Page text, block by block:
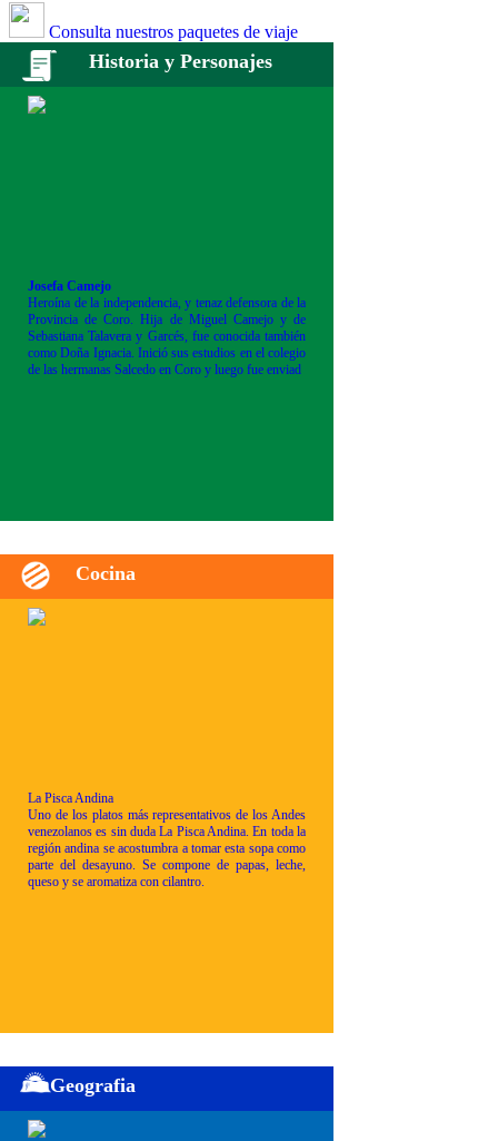
Consulta nuestros paquetes de viaje
Historia y Personajes
Josefa Camejo
Heroína de la independencia, y tenaz defensora de la
Provincia de Coro. Hija de Miguel Camejo y de
Sebastiana Talavera y Garcés, fue conocida también
como Doña Ignacia. Inició sus estudios en el colegio
de las hermanas Salcedo en Coro y luego fue enviad
Cocina
La Pisca Andina
Uno de los platos más representativos de los Andes
venezolanos es sin duda La Pisca Andina. En toda la
región andina se acostumbra a tomar esta sopa como
parte del desayuno. Se compone de papas, leche,
queso y se aromatiza con cilantro.
Geografia